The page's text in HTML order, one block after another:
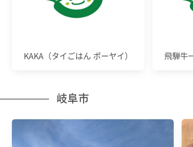
KAKA（タイごはん ポーヤイ） 飛騨牛
岐阜市